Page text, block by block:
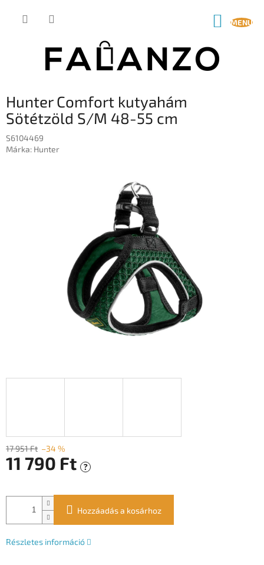
KOSÁR
Hunter Comfort kutyahám
Sötétzöld S/M 48-55 cm
S6104469
Márka: Hunter
17 951 Ft –34 %
11 790 Ft ?
Hozzáadás a kosárhoz
Részletes információ